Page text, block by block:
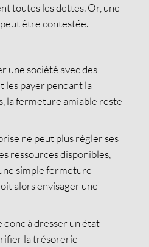
toutes les dettes. Or, une
être contestée.
une société avec des
les payer pendant la
la fermeture amiable reste
ne peut plus régler ses
ressources disponibles,
simple fermeture
alors envisager une
donc à dresser un état
la trésorerie